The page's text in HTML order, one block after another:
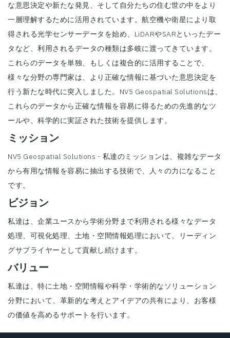
な意思決定や新たな発見、そして自分たちの住む世の中をより
一層理解するために活用されています。航空機や衛星により取
得される光学センサーデータを始め、LiDARやSARといったデー
タなど、利用されるデータの種類は多岐に渡ってきています。
これらのデータを単独、もしくは複合的に活用することで、
様々な分野の専門家は、より正確な情報に基づいた意思決定を
行う新たな時代に突入しました。NV5 Geospatial Solutionsは、
これらのデータから正確な情報を容易に得るための先進的なツ
ールや、科学的に実証された技術を提供します。
ミッション
NV5 Geospatial Solutions - 私達のミッションは、複雑なデータ
から有用な情報を容易に抽出する技術で、人々の力になること
です。
ビジョン
私達は、企業ユースから学術分野まで利用される様々なデータ
処理、可視化処理、土地・空間情報処理において、リーディン
グサプライヤーとして貢献し続けます。
バリュー
私達は、特に土地・空間情報や科学・学術的なソリューション
分野において、革新的な考えとアイデアの共有により、お客様
の価値を高めるサポートを行います。